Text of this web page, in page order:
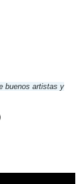
buenos artistas y